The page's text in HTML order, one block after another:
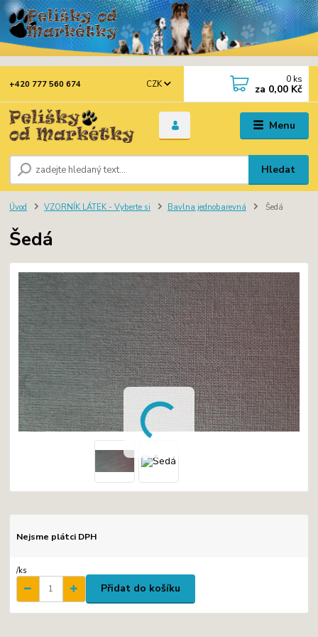
Menu
CZK
Hledat
+420 777 560 674 0 ks
za 0,00 Kč
Úvod VZORNÍK LÁTEK - Vyberte si Bavlna jednobarevná Šedá
Šedá
Nejsme plátci DPH
/ks
Přidat do košíku